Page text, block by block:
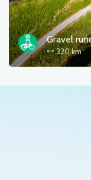
Gravel
320 km